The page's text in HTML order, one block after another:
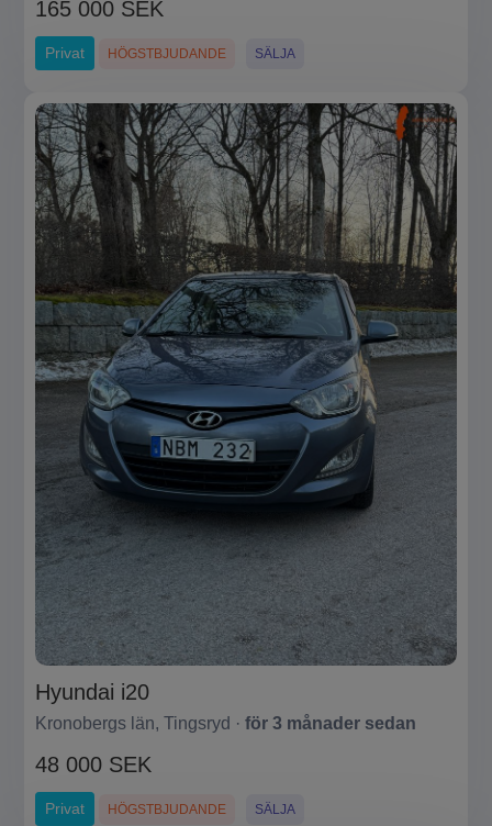
165 000 SEK
Privat HÖGSTBJUDANDE SÄLJA
Hyundai i20
Kronobergs län, Tingsryd · för 3 månader sedan
48 000 SEK
Privat HÖGSTBJUDANDE SÄLJA